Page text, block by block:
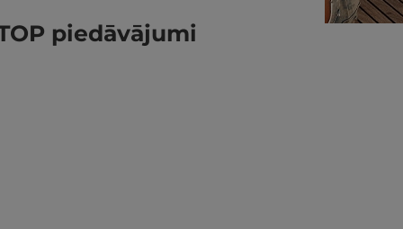
piedāvājumi